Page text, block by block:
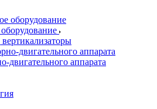
двигательного аппарата